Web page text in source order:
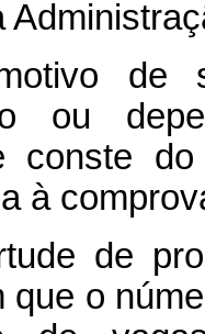
de
ou
conste do
à
de
que o